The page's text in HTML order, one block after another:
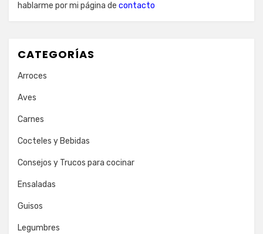
hablarme por mi página de contacto
CATEGORÍAS
Arroces
Aves
Carnes
Cocteles y Bebidas
Consejos y Trucos para cocinar
Ensaladas
Guisos
Legumbres